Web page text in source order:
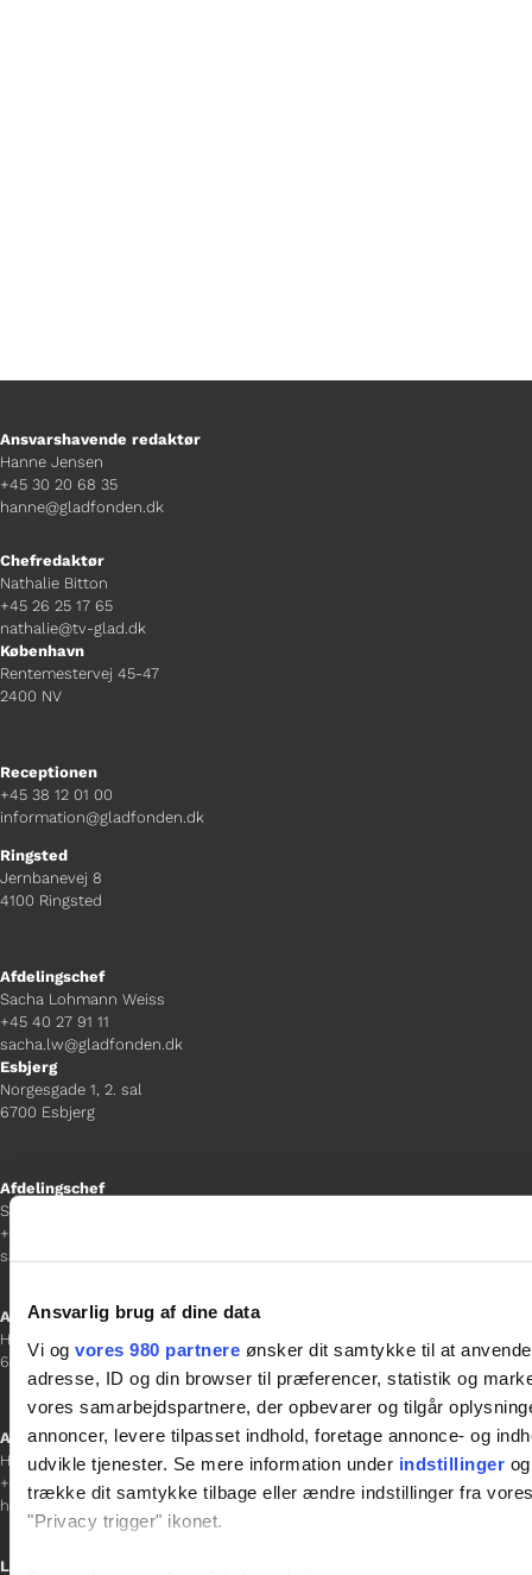
Ansvarlig brug af dine data
Vi og vores 980 partnere ønsker dit samtykke til at
adresse, ID og din browser til præferencer, statistik og
vores samarbejdspartnere, der opbevarer og tilgår
annoncer, levere tilpasset indhold, foretage annonce- og
udvikle tjenester. Se mere information under indstillinger
trække dit samtykke tilbage eller ændre indstillinger fra
"Privacy trigger" ikonet.
Ansvarshavende redaktør
Hanne Jensen
+45 30 20 68 35
hanne@gladfonden.dk
Chefredaktør
Nathalie Bitton
+45 26 25 17 65
nathalie@tv-glad.dk
København
Rentemestervej 45-47
2400 NV
Receptionen
+45 38 12 01 00
information@gladfonden.dk
Ringsted
Jernbanevej 8
4100 Ringsted
Afdelingschef
Sacha Lohmann Weiss
+45 40 27 91 11
sacha.lw@gladfonden.dk
Esbjerg
Norgesgade 1, 2. sal
6700 Esbjerg
Afdelingschef
Sanne Hansen
+45 23 69 19 35
sanne.h@gladfonden.dk
Aabenraa
H P Hanssens Gade 23, 2.
6200 Aabenraa
Afdelingschef
Helene Teichert
+45 29 37 32 41
helene.t@gladfonden.dk
Links